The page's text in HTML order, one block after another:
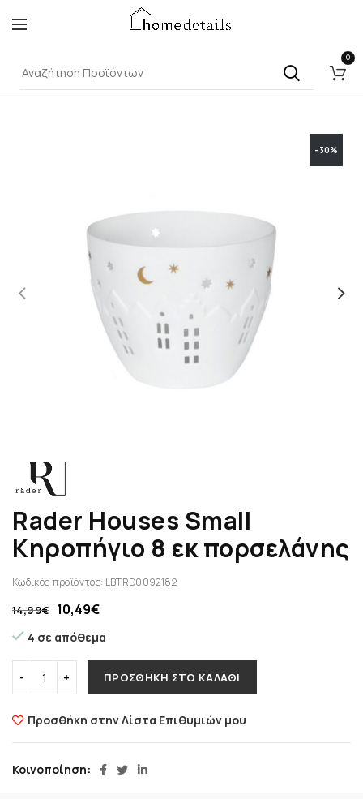
0
-30%
Rader Houses Small
Κηροπήγιο 8 εκ πορσελάνης
Κωδικός προϊόντος: LBTRD0092182
14,99€ 10,49€
4 σε απόθεμα
ΠΡΟΣΘΉΚΗ ΣΤΟ ΚΑΛΆΘΙ
Προσθήκη στην Λίστα Επιθυμιών μου
Κοινοποίηση